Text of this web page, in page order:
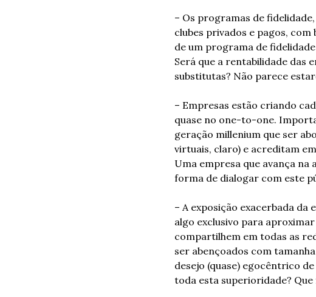
– Os programas de
clubes privados e pagos, com
de um programa de
Será que a rentabilidade das
substitutas? Não parece
– Empresas estão criando
quase no one-to-one.
geração millenium que ser
virtuais, claro) e acreditam
Uma empresa que avança
forma de dialogar com este
– A exposição exacerbada
algo exclusivo para
compartilhem em todas as
ser abençoados com
desejo (quase) egocêntrico
toda esta superioridade?